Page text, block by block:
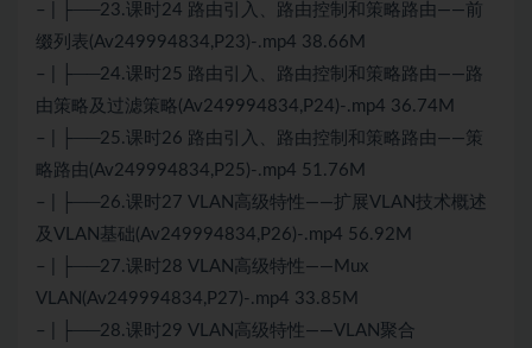
– | ├──23.课时24 路由引入、路由控制和策略路由——前
缀列表(Av249994834,P23)-.mp4 38.66M
– | ├──24.课时25 路由引入、路由控制和策略路由——路
由策略及过滤策略(Av249994834,P24)-.mp4 36.74M
– | ├──25.课时26 路由引入、路由控制和策略路由——策
略路由(Av249994834,P25)-.mp4 51.76M
– | ├──26.课时27 VLAN高级特性——扩展VLAN技术概述
及VLAN基础(Av249994834,P26)-.mp4 56.92M
– | ├──27.课时28 VLAN高级特性——Mux
VLAN(Av249994834,P27)-.mp4 33.85M
– | ├──28.课时29 VLAN高级特性——VLAN聚合